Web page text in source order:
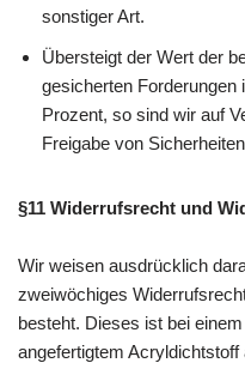
sonstiger Art.
Übersteigt der Wert der
gesicherten
Prozent, so sind wir auf
Freigabe von
§11 Widerrufsrecht und
Wir weisen ausdrücklich
zweiwöchiges
besteht. Dieses ist bei
angefertigtem